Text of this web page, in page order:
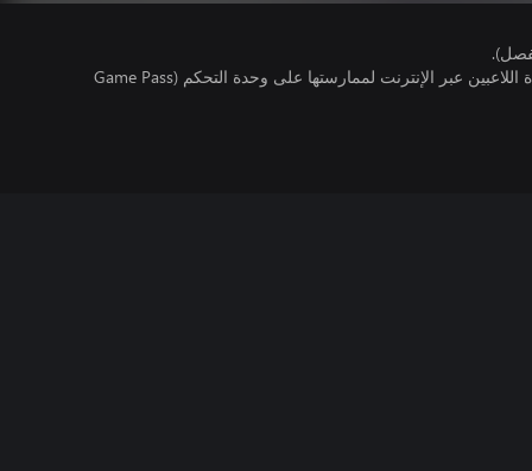
تتطلب اللعبة توفر اشتراك ألعاب متعددة اللاعبين عبر الإنترنت لممارستها على وحدة التحكم (Game Pass